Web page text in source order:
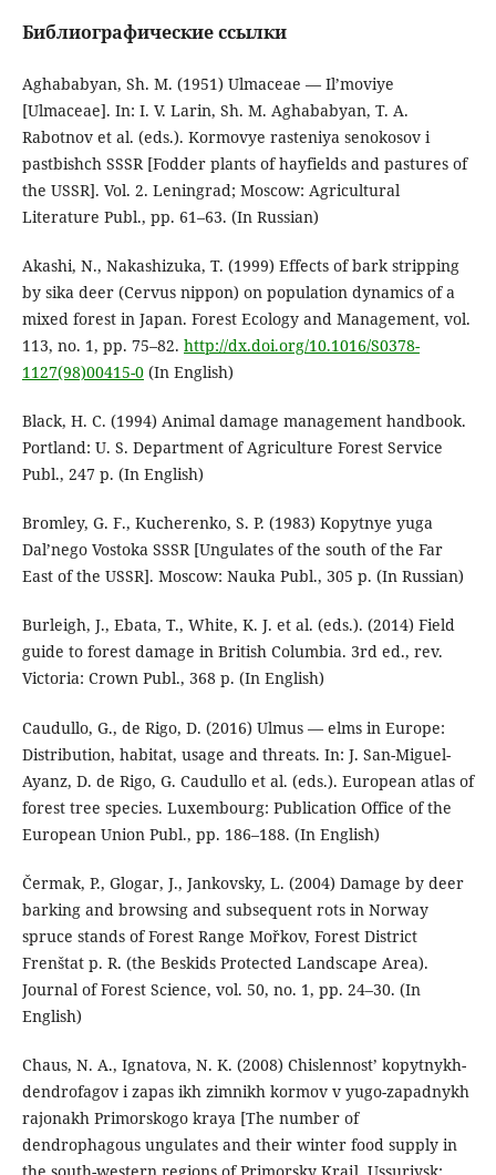
Библиографические ссылки
Aghababyan, Sh. M. (1951) Ulmaceae — Il’moviye
[Ulmaceae]. In: I. V. Larin, Sh. M. Aghababyan, T. A.
Rabotnov et al. (eds.). Kormovye rasteniya senokosov i
pastbishch SSSR [Fodder plants of hayfields and pastures of
the USSR]. Vol. 2. Leningrad; Moscow: Agricultural
Literature Publ., pp. 61–63. (In Russian)
Akashi, N., Nakashizuka, T. (1999) Effects of bark stripping
by sika deer (Cervus nippon) on population dynamics of a
mixed forest in Japan. Forest Ecology and Management, vol.
113, no. 1, pp. 75–82. http://dx.doi.org/10.1016/S0378-
1127(98)00415-0(In English)
Black, H. C. (1994) Animal damage management handbook.
Portland: U. S. Department of Agriculture Forest Service
Publ., 247 p. (In English)
Bromley, G. F., Kucherenko, S. P. (1983) Kopytnye yuga
Dal’nego Vostoka SSSR [Ungulates of the south of the Far
East of the USSR]. Moscow: Nauka Publ., 305 p. (In Russian)
Burleigh, J., Ebata, T., White, K. J. et al. (eds.). (2014) Field
guide to forest damage in British Columbia. 3rd ed., rev.
Victoria: Crown Publ., 368 p. (In English)
Caudullo, G., de Rigo, D. (2016) Ulmus — elms in Europe:
Distribution, habitat, usage and threats. In: J. San-Miguel-
Ayanz, D. de Rigo, G. Caudullo et al. (eds.). European atlas of
forest tree species. Luxembourg: Publication Office of the
European Union Publ., pp. 186–188. (In English)
Čermak, P., Glogar, J., Jankovsky, L. (2004) Damage by deer
barking and browsing and subsequent rots in Norway
spruce stands of Forest Range Mořkov, Forest District
Frenštat p. R. (the Beskids Protected Landscape Area).
Journal of Forest Science, vol. 50, no. 1, pp. 24–30. (In
English)
Chaus, N. A., Ignatova, N. K. (2008) Chislennost’ kopytnykh-
dendrofagov i zapas ikh zimnikh kormov v yugo-zapadnykh
rajonakh Primorskogo kraya [The number of
dendrophagous ungulates and their winter food supply in
the south-western regions of Primorsky Krai]. Ussuriysk: